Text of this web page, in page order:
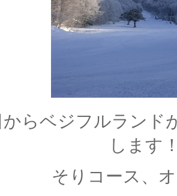
からベジフルランド
します
そりコース、